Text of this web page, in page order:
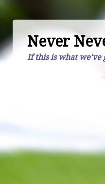
Never
If this is what we've